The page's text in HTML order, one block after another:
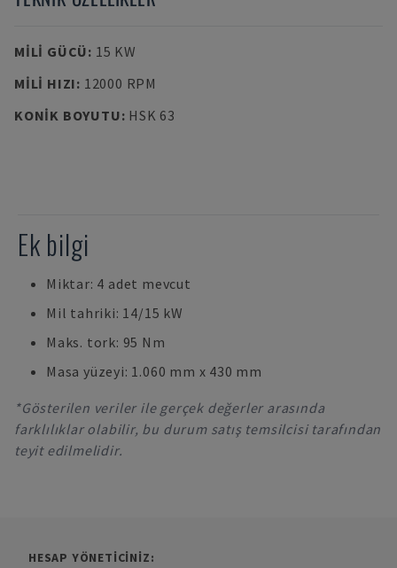
MILI GÜCÜ: 15 KW
MILI HIZI: 12000 RPM
KONIK BOYUTU: HSK 63
Ek bilgi
Miktar: 4 adet mevcut
Mil tahriki: 14/15 kW
Maks. tork: 95 Nm
Masa yüzeyi: 1.060 mm x 430 mm
*Gösterilen veriler ile gerçek değerler arasında
farklılıklar olabilir, bu durum satış temsilcisi tarafından
teyit edilmelidir.
HESAP YÖNETICINIZ: